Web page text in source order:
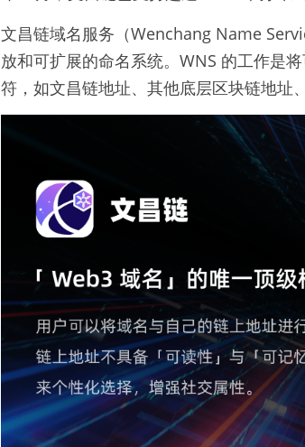
文昌链域名服务（Wenchang Name
放和可扩展的命名系统。WNS 的工作是
符，如文昌链地址、其他底层区块链地址